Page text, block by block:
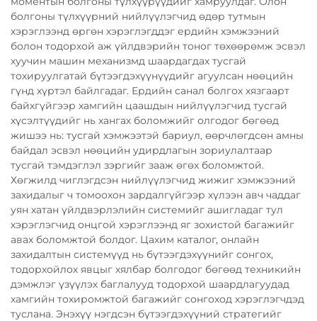
болгоны түлхүүрний нийлүүлэгчид өдөр тутмын
хэрэглээнд өргөн хэрэглэгддэг ердийн хэмжээний
болон тодорхой аж үйлдвэрийн тоног төхөөрөмж эсвэл
хуучин машин механизмд шаардагдах тусгай
тохируулгатай бүтээгдэхүүнүүдийг агуулсан нөөцийн
гүнд хүртэл байлгадаг. Ердийн санал болгох хязгаарт
байхгүйгээр хамгийн цаашдын нийлүүлэгчид тусгай
хүсэлтүүдийг нь хангах боломжийг олгодог бөгөөд
жишээ нь: тусгай хэмжээтэй бариул, өөрчлөгдсөн амны
байдал эсвэл нөөцийн удирдлагын зориулалтаар
тусгай тэмдэглэл зэргийг зааж өгөх боломжтой.
Хөгжилд чиглэгдсэн нийлүүлэгчид жижиг хэмжээний
захидалыг ч томоохон зардалгүйгээр хүлээн авч чаддаг
уян хатан үйлдвэрлэлийн системийг ашигладаг тул
хэрэглэгчид онцгой хэрэглээнд яг зохистой багажийг
авах боломжтой болдог. Цахим каталог, онлайн
захидалтын системүүд нь бүтээгдэхүүнийг сонгох,
тодорхойлох явцыг хялбар болгодог бөгөөд техникийн
дэмжлэг үзүүлэх баглалууд тодорхой шаардлагуудад
хамгийн тохиромжтой багажийг сонгоход хэрэглэгчдэд
туслана. Энэхүү нэгдсэн бүтээгдэхүүний стратегийг